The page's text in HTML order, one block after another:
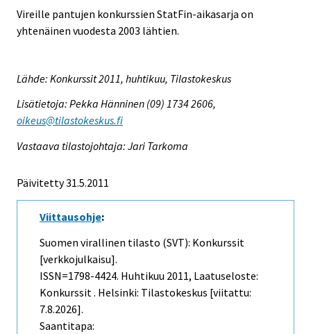
Vireille pantujen konkurssien StatFin-aikasarja on
yhtenäinen vuodesta 2003 lähtien.
Lähde: Konkurssit 2011, huhtikuu, Tilastokeskus
Lisätietoja: Pekka Hänninen (09) 1734 2606,
oikeus@tilastokeskus.fi
Vastaava tilastojohtaja: Jari Tarkoma
Päivitetty 31.5.2011
Viittausohje:
Suomen virallinen tilasto (SVT): Konkurssit
[verkkojulkaisu].
ISSN=1798-4424. Huhtikuu 2011, Laatuseloste:
Konkurssit . Helsinki: Tilastokeskus [viitattu:
7.8.2026].
Saantitapa: